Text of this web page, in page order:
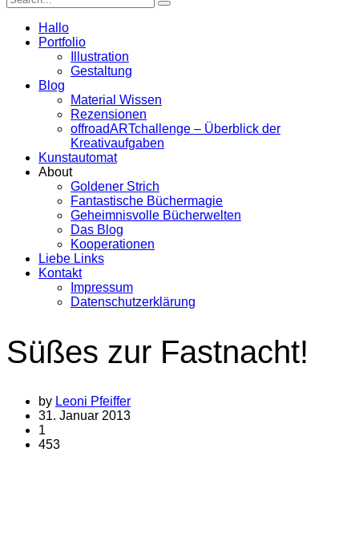
Hallo
Portfolio
Illustration
Gestaltung
Blog
Material Wissen
Rezensionen
offroadARTchallenge – Überblick der
Kreativaufgaben
Kunstautomat
About
Goldener Strich
Fantastische Büchermagie
Geheimnisvolle Bücherwelten
Das Blog
Kooperationen
Liebe Links
Kontakt
Impressum
Datenschutzerklärung
Süßes zur Fastnacht!
by Leoni Pfeiffer
31. Januar 2013
1
453